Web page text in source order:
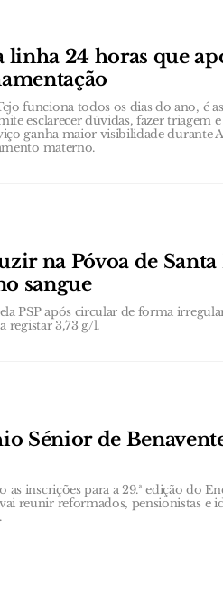
linha 24 horas que
funciona todos os dias do ano, é
esclarecer dúvidas, fazer triagem
ganha maior visibilidade durante
materno.
na Póvoa de
sangue
PSP após circular de forma
registar 3,73 g/l.
Sénior de
as inscrições para a 29.ª edição do
reunir reformados, pensionistas e